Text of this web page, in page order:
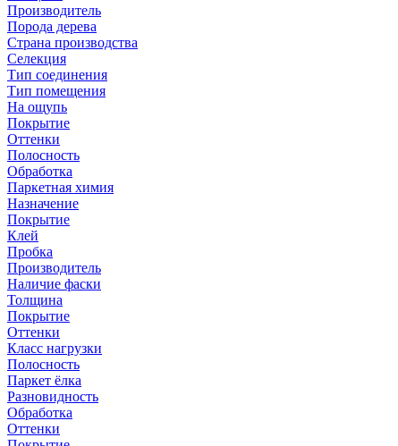
Производитель
Порода дерева
Страна производства
Селекция
Тип соединения
Тип помещения
На ощупь
Покрытие
Оттенки
Полосность
Обработка
Паркетная химия
Назначение
Покрытие
Клей
Пробка
Производитель
Наличие фаски
Толщина
Покрытие
Оттенки
Класс нагрузки
Полосность
Паркет ёлка
Разновидность
Обработка
Оттенки